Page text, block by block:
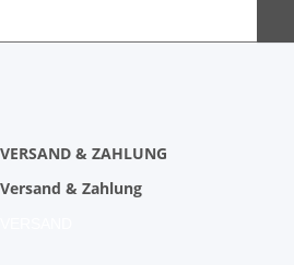
VERSAND & ZAHLUNG
Versand & Zahlung